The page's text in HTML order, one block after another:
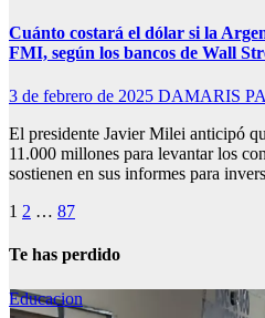
Cuánto costará el dólar si la
FMI, según los bancos de Wall
3 de febrero de 2025 DAMARIS
El presidente Javier Milei anticipó
11.000 millones para levantar los
sostienen en sus informes para
Paginación
de
1 2 … 87
Te has perdido
Educacion